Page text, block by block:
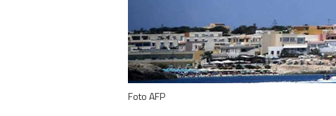
Foto AFP